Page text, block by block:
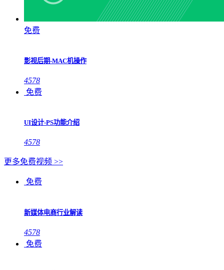
免费
影视后期-MAC机操作
4578
免费
UI设计-PS功能介绍
4578
更多免费视频 >>
免费
新媒体电商行业解读
4578
免费